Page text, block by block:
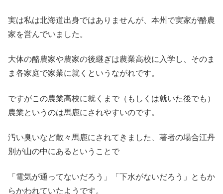
実は私は北海道出身ではありませんが、本州で実家が酪農
家を営んでいました。
大体の酪農家や農家の後継ぎは農業高校に入学し、そのま
ま各家庭で家業に就くというながれです。
ですがこの農業高校に就くまで（もしくは就いた後でも）
農業というのは馬鹿にされやすいのです。
汚い臭いなど散々馬鹿にされてきました、著者の場合江丹
別が山の中にあるということで
「電気が通ってないだろう」「下水がないだろう」ともか
らかわれていたようです。